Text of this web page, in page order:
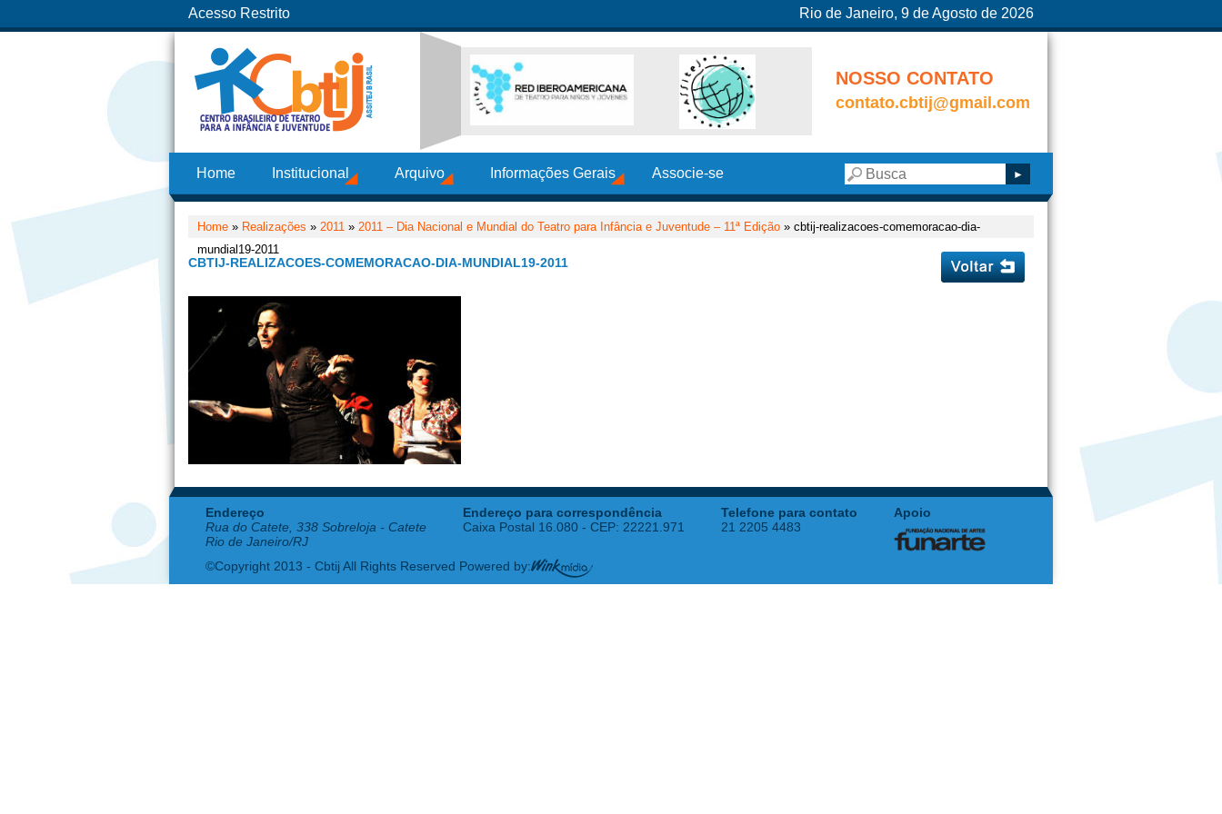
Acesso Restrito Rio de Janeiro, 9 de Agosto de 2026
NOSSO CONTATO
contato.cbtij@gmail.com
Home Institucional Arquivo Informações Gerais Associe-se
Home » Realizações » 2011 » 2011 – Dia Nacional e Mundial do Teatro para Infância e Juventude – 11ª Edição » cbtij-realizacoes-comemoracao-dia-
mundial19-2011
CBTIJ-REALIZACOES-COMEMORACAO-DIA-MUNDIAL19-2011
Endereço
Rua do Catete, 338 Sobreloja - Catete
Rio de Janeiro/RJ
Endereço para correspondência
Caixa Postal 16.080 - CEP: 22221.971
Telefone para contato
21 2205 4483
Apoio
©Copyright 2013 - Cbtij All Rights Reserved Powered by: